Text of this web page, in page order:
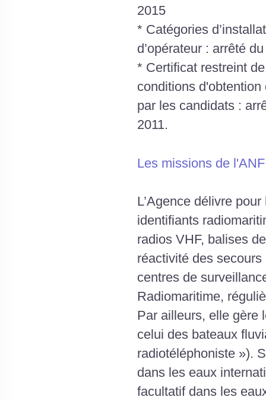
2015
* Catégories
d’opérateur : arrêté
* Certificat restreint
conditions
par les candidats :
2011.
Les missions de l'ANF
L’Agence délivre
identifiants
radios VHF, balises
réactivité des
centres de
Radiomaritime,
Par ailleurs, elle gère
celui des bateaux
radiotéléphoniste »).
dans les eaux
facultatif dans les